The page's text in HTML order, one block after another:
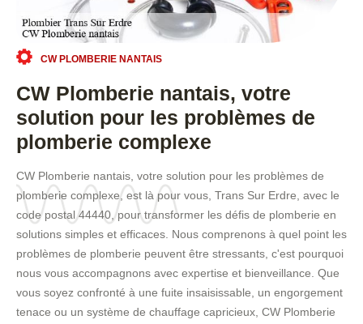
CW PLOMBERIE NANTAIS
CW Plomberie nantais, votre
solution pour les problèmes de
plomberie complexe
CW Plomberie nantais, votre solution pour les problèmes de
plomberie complexe, est là pour vous, Trans Sur Erdre, avec le
code postal 44440, pour transformer les défis de plomberie en
solutions simples et efficaces. Nous comprenons à quel point les
problèmes de plomberie peuvent être stressants, c'est pourquoi
nous vous accompagnons avec expertise et bienveillance. Que
vous soyez confronté à une fuite insaisissable, un engorgement
tenace ou un système de chauffage capricieux, CW Plomberie